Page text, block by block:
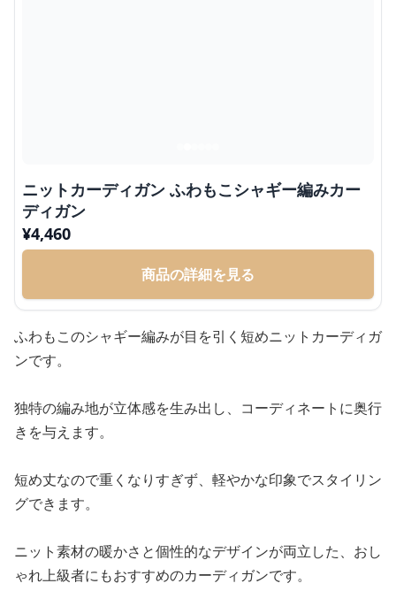
ニットカーディガン ふわもこシャギー編みカー
ディガン
¥4,460
商品の詳細を見る
ふわもこのシャギー編みが目を引く短めニットカーディガ
ンです。
独特の編み地が立体感を生み出し、コーディネートに奥行
きを与えます。
短め丈なので重くなりすぎず、軽やかな印象でスタイリン
グできます。
ニット素材の暖かさと個性的なデザインが両立した、おし
ゃれ上級者にもおすすめのカーディガンです。